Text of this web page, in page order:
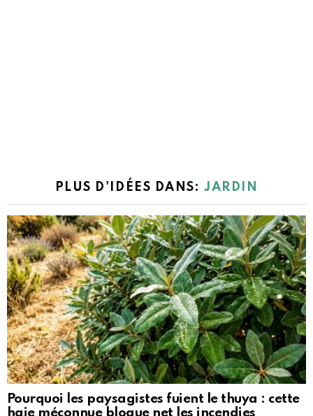
PLUS D'IDÉES DANS:JARDIN
Pourquoi les paysagistes fuient le thuya : cette
haie méconnue bloque net les incendies